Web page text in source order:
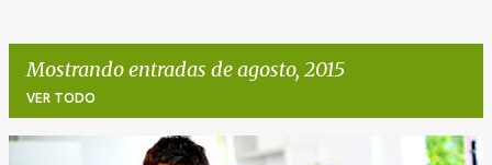
Mostrando entradas de agosto, 2015
VER TODO